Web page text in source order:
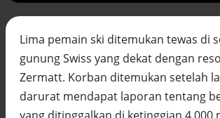
Lima pemain ski ditemukan tewas di
gunung Swiss yang dekat dengan
Zermatt. Korban ditemukan setelah
darurat mendapat laporan tentang
Alinea.id - Peristiwa
Akar persoalan
terhadap PMI di
Alinea.id - Peristiwa
DPR minta penerbitan
laut diproses hukum